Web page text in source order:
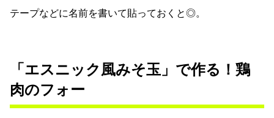
テープなどに名前を書いて貼っておくと◎。
「エスニック風みそ玉」で作る！鶏
肉のフォー